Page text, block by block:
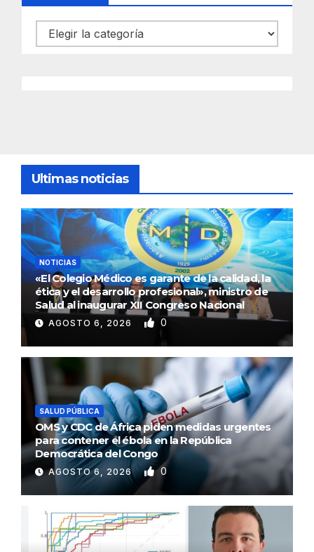
Categorías
Ultimas noticias
NOTICIAS
«El Colegio Médico es garante de la calidad, la
ética y el desarrollo profesional», ministro de
Salud al inaugurar XII Congreso Nacional
AGOSTO 6, 2026 0
SALUD PÚBLICA
OMS y CDC de África piden medidas urgentes
para contener el ébola en la República
Democrática del Congo
AGOSTO 6, 2026 0